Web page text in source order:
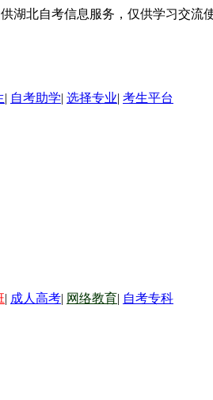
湖北自考信息服务，仅供学习交流
| 自考助学| 选择专业| 考生平台
| 成人高考| 网络教育| 自考专科